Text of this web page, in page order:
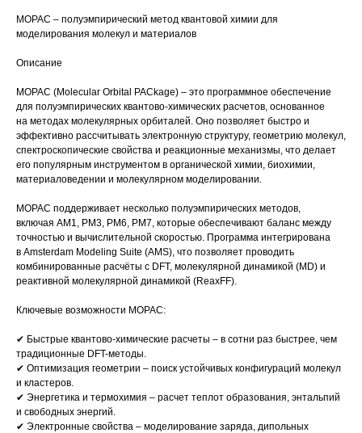
MOPAC – полуэмпирический метод квантовой химии для
моделирования молекул и материалов
Описание
MOPAC (Molecular Orbital PACkage) – это программное обеспечение
для полуэмпирических квантово-химических расчетов, основанное
на методах молекулярных орбиталей. Оно позволяет быстро и
эффективно рассчитывать электронную структуру, геометрию молекул,
спектроскопические свойства и реакционные механизмы, что делает
его популярным инструментом в органической химии, биохимии,
материаловедении и молекулярном моделировании.
MOPAC поддерживает несколько полуэмпирических методов,
включая AM1, PM3, PM6, PM7, которые обеспечивают баланс между
точностью и вычислительной скоростью. Программа интегрирована
в Amsterdam Modeling Suite (AMS), что позволяет проводить
комбинированные расчёты с DFT, молекулярной динамикой (MD) и
реактивной молекулярной динамикой (ReaxFF).
Ключевые возможности MOPAC:
✔ Быстрые квантово-химические расчеты – в сотни раз быстрее, чем
традиционные DFT-методы.
✔ Оптимизация геометрии – поиск устойчивых конфигураций молекул
и кластеров.
✔ Энергетика и термохимия – расчет теплот образования, энтальпий
и свободных энергий.
✔ Электронные свойства – моделирование заряда, дипольных